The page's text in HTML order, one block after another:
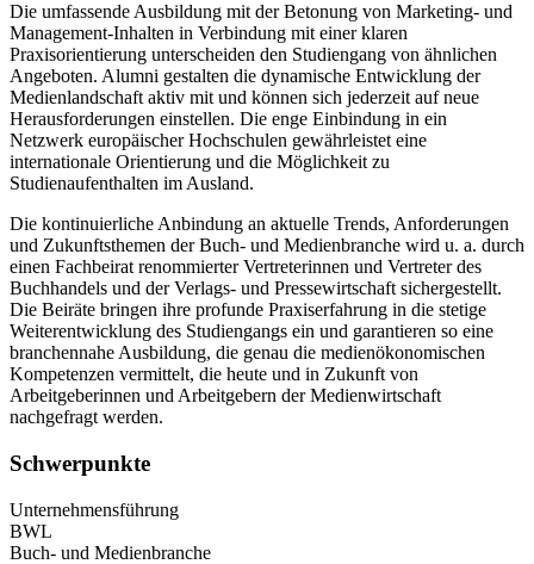
Die umfassende Ausbildung mit der Betonung von Marketing- und
Management-Inhalten in Verbindung mit einer klaren
Praxisorientierung unterscheiden den Studiengang von ähnlichen
Angeboten. Alumni gestalten die dynamische Entwicklung der
Medienlandschaft aktiv mit und können sich jederzeit auf neue
Herausforderungen einstellen. Die enge Einbindung in ein
Netzwerk europäischer Hochschulen gewährleistet eine
internationale Orientierung und die Möglichkeit zu
Studienaufenthalten im Ausland.
Die kontinuierliche Anbindung an aktuelle Trends, Anforderungen
und Zukunftsthemen der Buch- und Medienbranche wird u. a. durch
einen Fachbeirat renommierter Vertreterinnen und Vertreter des
Buchhandels und der Verlags- und Pressewirtschaft sichergestellt.
Die Beiräte bringen ihre profunde Praxiserfahrung in die stetige
Weiterentwicklung des Studiengangs ein und garantieren so eine
branchennahe Ausbildung, die genau die medienökonomischen
Kompetenzen vermittelt, die heute und in Zukunft von
Arbeitgeberinnen und Arbeitgebern der Medienwirtschaft
nachgefragt werden.
Schwerpunkte
Unternehmensführung
BWL
Buch- und Medienbranche